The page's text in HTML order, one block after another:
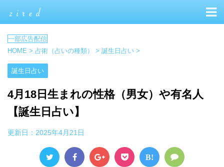
HOME > 占術（占いの種類） > 誕生日占い >
誕生日占い
4月18日生まれの性格（男女）や有名人
【誕生日占い】
更新日： 2025年4月21日
B!